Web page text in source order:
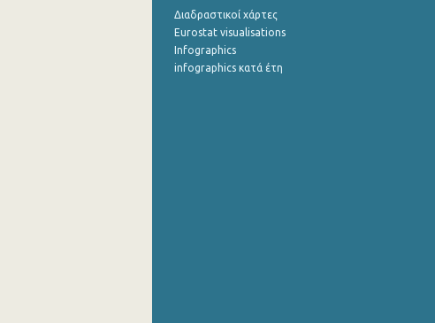
Διαδραστικοί χάρτες
Eurostat visualisations
Infographics
infographics κατά έτη